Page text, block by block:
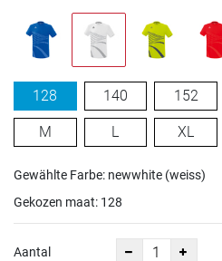
128 140 152
M L XL
Gewählte Farbe: newwhite (weiss)
Gekozen maat: 128
Aantal